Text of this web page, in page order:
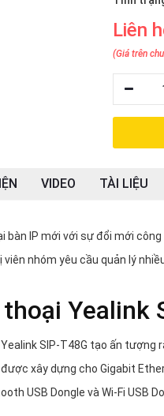
Liên
(Giá trên
VIDEO TÀI LIỆU
bàn IP mới với sự đổi mới
nhóm yêu cầu quản lý
Yealink
Yealink SIP-T48G tạo ấn tượng
xây dựng cho Gigabit
USB Dongle và Wi-Fi USB